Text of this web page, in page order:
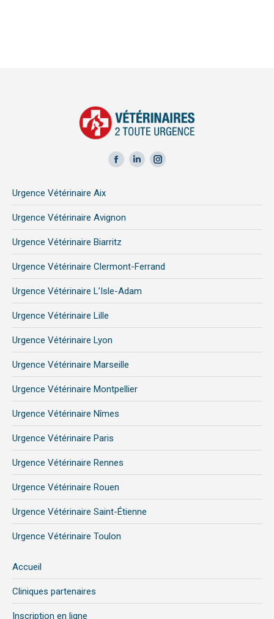
Facebook
in
new
window
LinkedIn
new
Instagram
new
Urgence Vétérinaire Aix
Urgence Vétérinaire Avignon
Urgence Vétérinaire Biarritz
Urgence Vétérinaire Clermont-Ferrand
Urgence Vétérinaire L’Isle-Adam
Urgence Vétérinaire Lille
Urgence Vétérinaire Lyon
Urgence Vétérinaire Marseille
Urgence Vétérinaire Montpellier
Urgence Vétérinaire Nîmes
Urgence Vétérinaire Paris
Urgence Vétérinaire Rennes
Urgence Vétérinaire Rouen
Urgence Vétérinaire Saint-Étienne
Urgence Vétérinaire Toulon
Accueil
Cliniques partenaires
Inscription en ligne